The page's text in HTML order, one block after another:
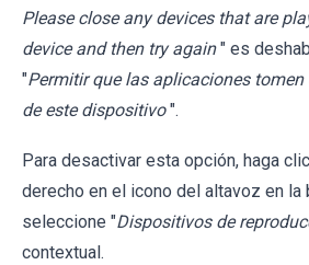
Please close any devices that are
device and then try again " es
"Permitir que las aplicaciones
de este dispositivo ".
Para desactivar esta opción, haga
derecho en el icono del altavoz en la
seleccione "Dispositivos de
contextual.